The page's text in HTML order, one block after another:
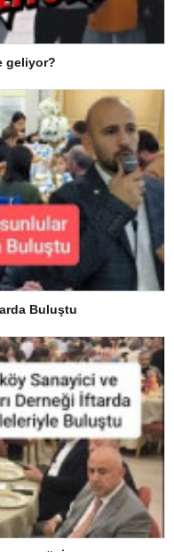
geliyor?
Buluştu